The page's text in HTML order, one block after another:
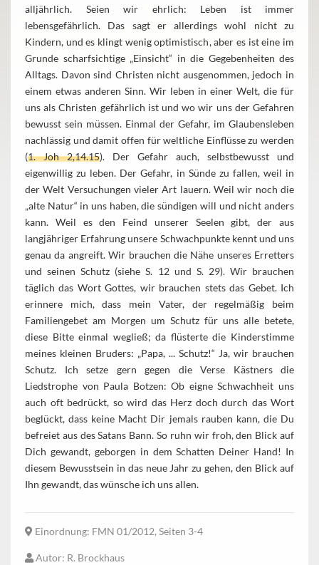
alljährlich. Seien wir ehrlich: Leben ist immer
lebensgefährlich. Das sagt er allerdings wohl nicht zu
Kindern, und es klingt wenig optimistisch, aber es ist eine im
Grunde scharfsichtige „Einsicht“ in die Gegebenheiten des
Alltags. Davon sind Christen nicht ausgenommen, jedoch in
einem etwas anderen Sinn. Wir leben in einer Welt, die für
uns als Christen gefährlich ist und wo wir uns der Gefahren
bewusst sein müssen. Einmal der Gefahr, im Glaubensleben
nachlässig und damit offen für weltliche Einflüsse zu werden
(1. Joh 2,14.15). Der Gefahr auch, selbstbewusst und
eigenwillig zu leben. Der Gefahr, in Sünde zu fallen, weil in
der Welt Versuchungen vieler Art lauern. Weil wir noch die
„alte Natur“ in uns haben, die sündigen will und nicht anders
kann. Weil es den Feind unserer Seelen gibt, der aus
langjähriger Erfahrung unsere Schwachpunkte kennt und uns
genau da angreift. Wir brauchen die Nähe unseres Erretters
und seinen Schutz (siehe S. 12 und S. 29). Wir brauchen
täglich das Wort Gottes, wir brauchen stets das Gebet. Ich
erinnere mich, dass mein Vater, der regelmäßig beim
Familiengebet am Morgen um Schutz für uns alle betete,
diese Bitte einmal wegließ; da flüsterte die Kinderstimme
meines kleinen Bruders: „Papa, ... Schutz!“ Ja, wir brauchen
Schutz. Ich setze gern gegen die Verse Kästners die
Liedstrophe von Paula Botzen: Ob eigne Schwachheit uns
auch oft bedrückt, so wird das Herz doch durch das Wort
beglückt, dass keine Macht Dir jemals rauben kann, die Du
befreiet aus des Satans Bann. So ruhn wir froh, den Blick auf
Dich gewandt, geborgen in dem Schatten Deiner Hand! In
diesem Bewusstsein in das neue Jahr zu gehen, den Blick auf
Ihn gewandt, das wünsche ich uns allen.
Einordnung: FMN 01/2012, Seiten 3-4
Autor: R. Brockhaus